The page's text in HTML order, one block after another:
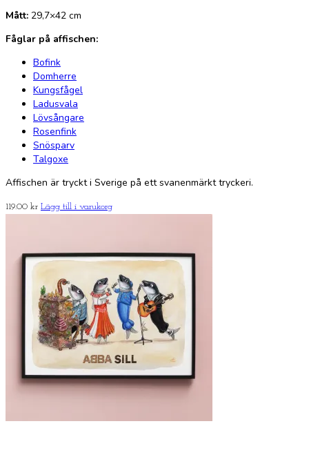
Mått: 29,7×42 cm
Fåglar på affischen:
Bofink
Domherre
Kungsfågel
Ladusvala
Lövsångare
Rosenfink
Snösparv
Talgoxe
Affischen är tryckt i Sverige på ett svanenmärkt tryckeri.
119.00 kr Lägg till i varukorg